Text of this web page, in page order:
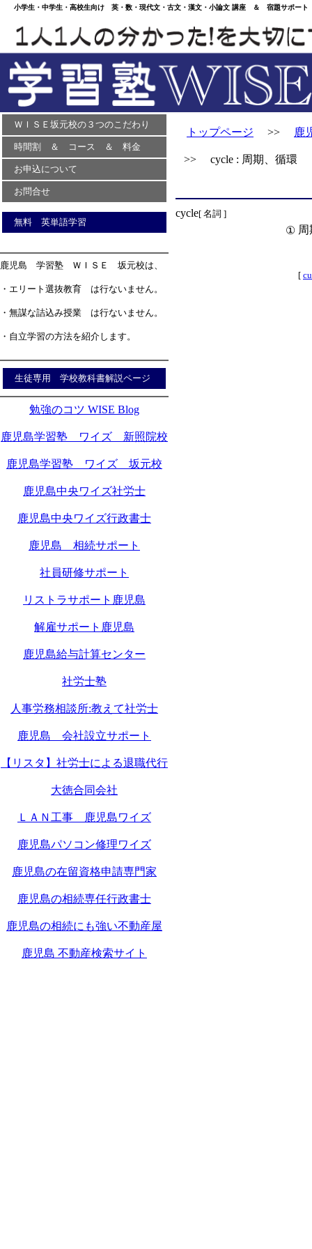
小学生・中学生・高校生向け 英・数・現代文・古文・漢文・小論文 講座 ＆ 宿題サポー
ＷＩＳＥ坂元校の３つのこだわり
時間割 ＆ コース ＆ 料金
お申込について
お問合せ
無料 英単語学習
鹿児島 学習塾 ＷＩＳＥ 坂元校は、
・エリート選抜教育 は行ないません。
・無謀な詰込み授業 は行ないません。
・自立学習の方法を紹介します。
生徒専用 学校教科書解説ページ
勉強のコツ WISE Blog
鹿児島学習塾 ワイズ 新照院校
鹿児島学習塾 ワイズ 坂元校
鹿児島中央ワイズ社労士
鹿児島中央ワイズ行政書士
鹿児島 相続サポート
社員研修サポート
リストラサポート鹿児島
解雇サポート鹿児島
鹿児島給与計算センター
社労士塾
人事労務相談所:教えて社労士
鹿児島 会社設立サポート
【リスタ】社労士による退職代行
大徳合同会社
ＬＡＮ工事 鹿児島ワイズ
鹿児島パソコン修理ワイズ
鹿児島の在留資格申請専門家
鹿児島の相続専任行政書士
鹿児島の相続にも強い不動産屋
鹿児島 不動産検索サイト
トップページ >> 鹿
>> cycle : 周期、循環
cycle[ 名詞 ]
①
[